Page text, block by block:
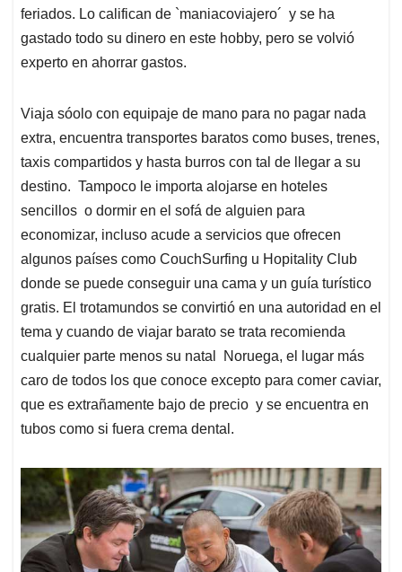
feriados. Lo califican de `maniacoviajero´ y se ha
gastado todo su dinero en este hobby, pero se volvió
experto en ahorrar gastos.
Viaja sóolo con equipaje de mano para no pagar nada
extra, encuentra transportes baratos como buses, trenes,
taxis compartidos y hasta burros con tal de llegar a su
destino. Tampoco le importa alojarse en hoteles
sencillos o dormir en el sofá de alguien para
economizar, incluso acude a servicios que ofrecen
algunos países como CouchSurfing u Hopitality Club
donde se puede conseguir una cama y un guía turístico
gratis. El trotamundos se convirtió en una autoridad en el
tema y cuando de viajar barato se trata recomienda
cualquier parte menos su natal Noruega, el lugar más
caro de todos los que conoce excepto para comer caviar,
que es extrañamente bajo de precio y se encuentra en
tubos como si fuera crema dental.